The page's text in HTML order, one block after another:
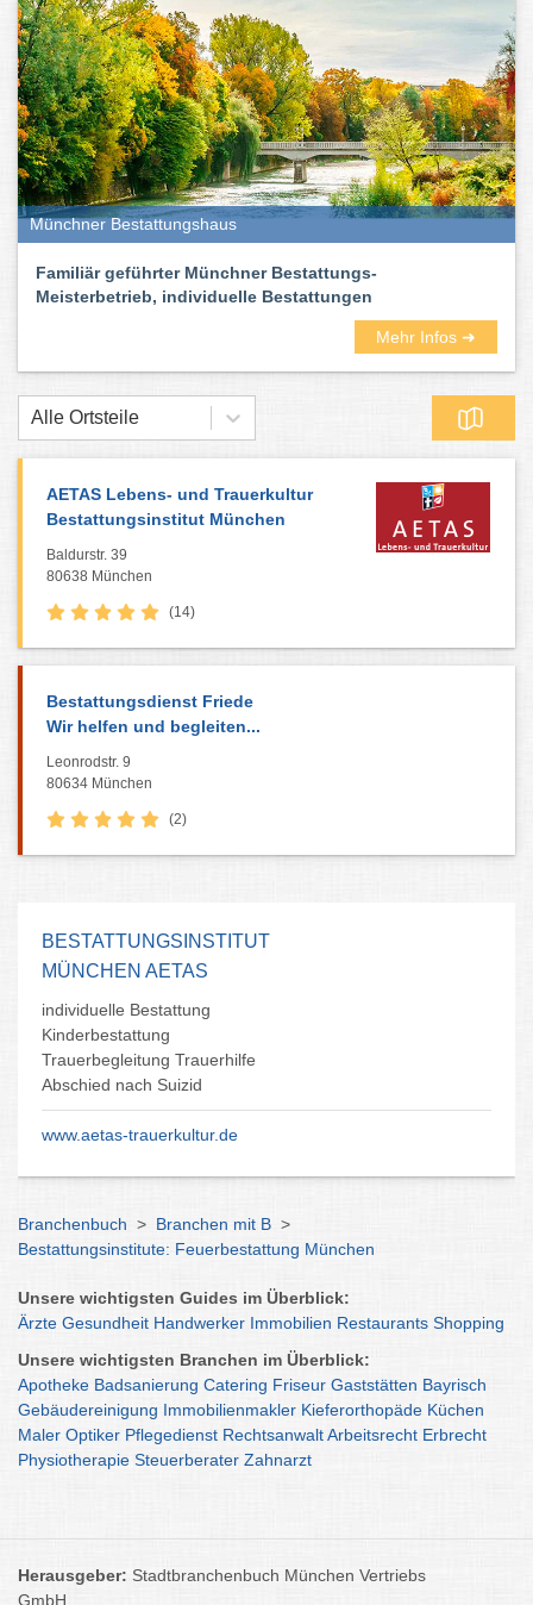
Münchner Bestattungshaus
Familiär geführter Münchner Bestattungs-
Meisterbetrieb, individuelle Bestattungen
Mehr Infos ➜
Alle Ortsteile
AETAS Lebens- und Trauerkultur
Bestattungsinstitut München
Baldurstr. 39
80638 München
(14)
Bestattungsdienst Friede
Wir helfen und begleiten...
Leonrodstr. 9
80634 München
(2)
BESTATTUNGSINSTITUT
MÜNCHEN AETAS
individuelle Bestattung
Kinderbestattung
Trauerbegleitung Trauerhilfe
Abschied nach Suizid
www.aetas-trauerkultur.de
Branchenbuch > Branchen mit B >
Bestattungsinstitute: Feuerbestattung München
Unsere wichtigsten Guides im Überblick:
Ärzte Gesundheit Handwerker Immobilien Restaurants Shopping
Unsere wichtigsten Branchen im Überblick:
Apotheke Badsanierung Catering Friseur Gaststätten Bayrisch
Gebäudereinigung Immobilienmakler Kieferorthopäde Küchen
Maler Optiker Pflegedienst RechtsanwaltArbeitsrecht Erbrecht
Physiotherapie Steuerberater Zahnarzt
Herausgeber: Stadtbranchenbuch München Vertriebs
GmbH